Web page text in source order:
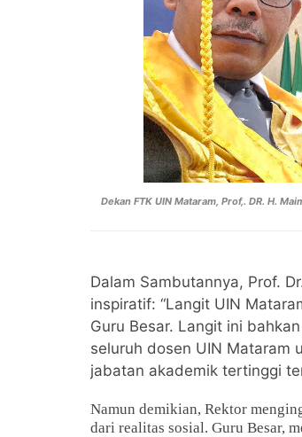
Dekan FTK UIN Mataram, Prof,. DR. H.
Dalam Sambutannya, Prof.
inspiratif: “Langit UIN
Guru Besar. Langit ini
seluruh dosen UIN Mataram
jabatan akademik tertinggi
Namun demikian, Rektor
dari realitas sosial. Guru Besar,